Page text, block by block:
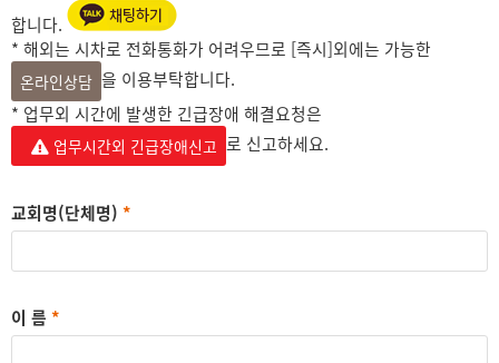
합니다.
* 해외는 시차로 전화통화가 어려우므로 [즉시]외에는 가능한
온라인상담 을 이용부탁합니다.
* 업무외 시간에 발생한 긴급장애 해결요청은
업무시간외 긴급장애신고 로 신고하세요.
교회명(단체명) *
이 름 *